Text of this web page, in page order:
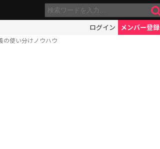
ログイン メンバー登録
の使い分けノウハウ